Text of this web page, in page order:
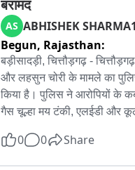
बरामद
AS ABHISHEK
Begun, Rajasthan:
बड़ीसादड़ी, चित्तौड़गढ़ -
और लहसुन चोरी के मामले का
किया है। पुलिस ने आरोपियों के
गैस चूल्हा मय टंकी, एलईडी और
पुलिस टीम ने सीसीटीवी फुटेज
0 0 Share